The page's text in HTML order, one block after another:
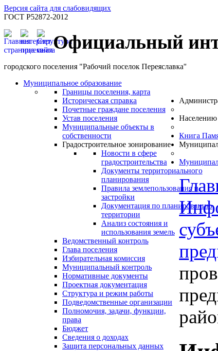
Версия сайта для слабовидящих
ГОСТ Р52872-2012
Официальный
городского поселения "Рабочий поселок Переяславка"
Муниципальное образование
Границы поселения, карта
Историческая справка
Почетные граждане поселения
Устав поселения
Муниципальные объекты в
собственности
Градостроительное зонирование
Новости в сфере
градостроительства
Документы территориального
планирования
Правила землепользования и
застройки
Документация по планированию
территории
Анализ состояния и
использования земель
Ведомственный контроль
Глава поселения
Избирательная комиссия
Муниципальный контроль
Нормативные документы
Проектная документация
Структура и режим работы
Подведомственные организации
Полномочия, задачи, функции,
права
Бюджет
Сведения о доходах
Защита персональных данных
Населению
Книга